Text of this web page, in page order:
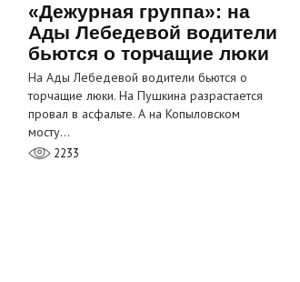
«Дежурная группа»: на
Ады Лебедевой водители
бьются о торчащие люки
На Ады Лебедевой водители бьются о
торчащие люки. На Пушкина разрастается
провал в асфальте. А на Копыловском
мосту…
2233